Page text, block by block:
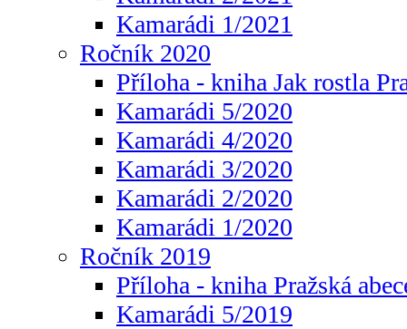
Kamarádi 1/2021
Ročník 2020
Příloha - kniha Jak rostla
Kamarádi 5/2020
Kamarádi 4/2020
Kamarádi 3/2020
Kamarádi 2/2020
Kamarádi 1/2020
Ročník 2019
Příloha - kniha Pražská
Kamarádi 5/2019